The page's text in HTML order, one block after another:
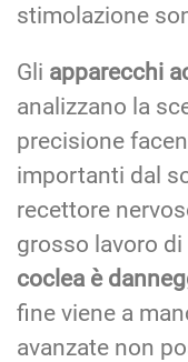
stimolazione
Gli apparecchi
analizzano la
precisione
importanti dal
recettore
grosso lavoro
coclea è
fine viene a
avanzate non